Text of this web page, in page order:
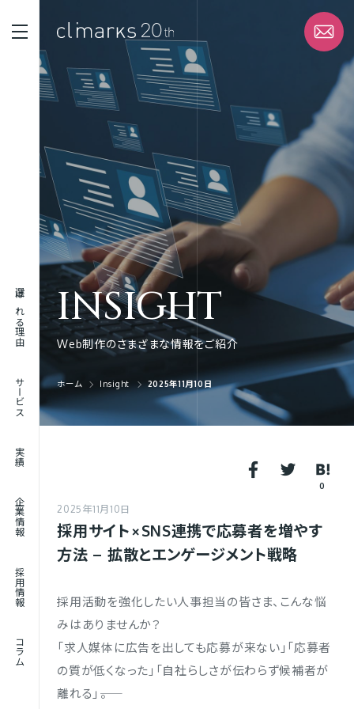
選ばれる理由
サービス
実績
企業情報
採用情報
コラム
STRENGTH
選ばれる理由
SERVICE
サービス
WORK
実績
ABOUT
企業情報
RECRUIT
採用情報
INSIGHT
Web制作のさまざまな情報をご紹介
ホーム Insight 2025年11月10日
0
2025年11月10日
採用サイト×SNS連携で応募者を増やす
方法 – 拡散とエンゲージメント戦略
採用活動を強化したい人事担当の皆さま、こんな悩
みはありませんか？
「求人媒体に広告を出しても応募が来ない」「応募者
の質が低くなった」「自社らしさが伝わらず候補者が
離れる」――。